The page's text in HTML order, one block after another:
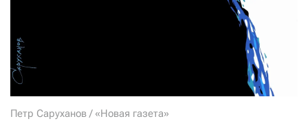
Петр Саруханов / «Новая газета»
donate@novayagazeta.ru